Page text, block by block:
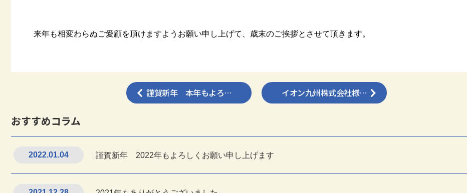
来年も相変わらぬご愛顧を頂けますようお願い申し上げて、歳末のご挨拶とさせて頂きます。
謹賀新年 本年もよろ… イオン九州株式会社様…
おすすめコラム
2022.01.04 謹賀新年 2022年もよろしくお願い申し上げます